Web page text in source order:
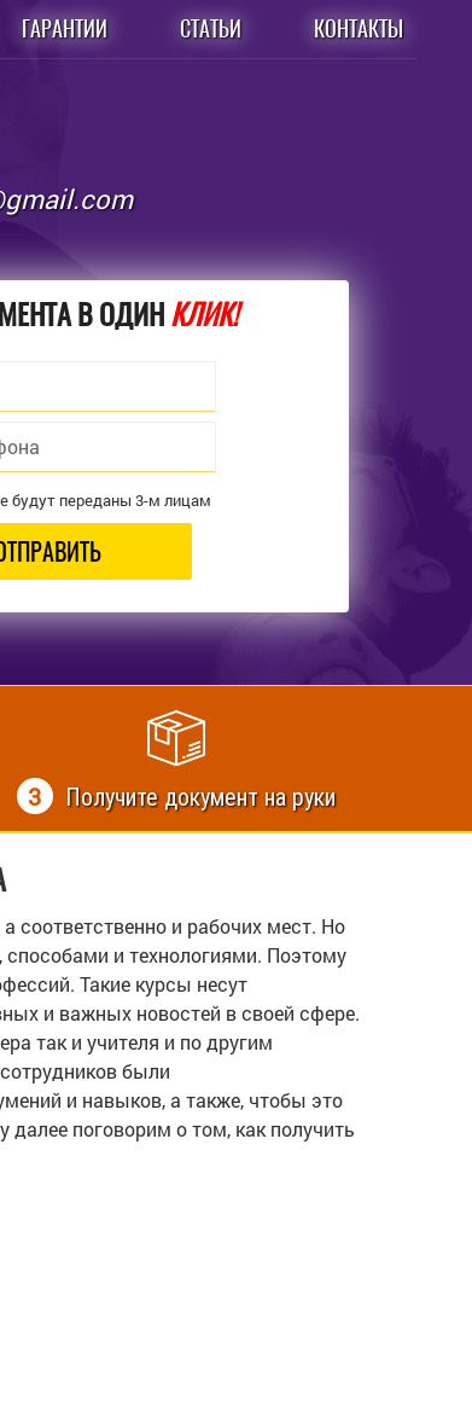
ГАРАНТИИ СТАТЬИ КОНТАКТЫ
В ОДИНКЛИК!
будут переданы 3-м лицам
3 Получите документ на руки
и рабочих мест. Но
и технологиями. Поэтому
Такие курсы несут
и важных новостей в своей сфере.
так и учителя и по другим
были
и навыков, а также, чтобы это
поговорим о том, как получить